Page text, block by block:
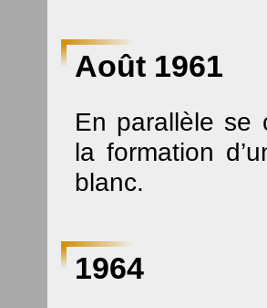
Août 1961
En parallèle se
la formation
blanc.
1964